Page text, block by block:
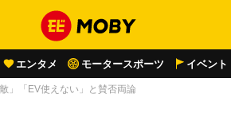
エンタメ モータースポーツ イベント
」「EV使えない」と賛否両論